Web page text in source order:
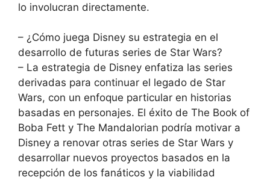
lo involucran directamente.
– ¿Cómo juega Disney su estrategia en el
desarrollo de futuras series de Star Wars?
– La estrategia de Disney enfatiza las series
derivadas para continuar el legado de Star
Wars, con un enfoque particular en historias
basadas en personajes. El éxito de The Book of
Boba Fett y The Mandalorian podría motivar a
Disney a renovar otras series de Star Wars y
desarrollar nuevos proyectos basados en la
recepción de los fanáticos y la viabilidad